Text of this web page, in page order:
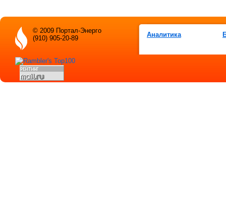
Аналитика
© 2009 Портал-Энерго
(910) 905-20-89